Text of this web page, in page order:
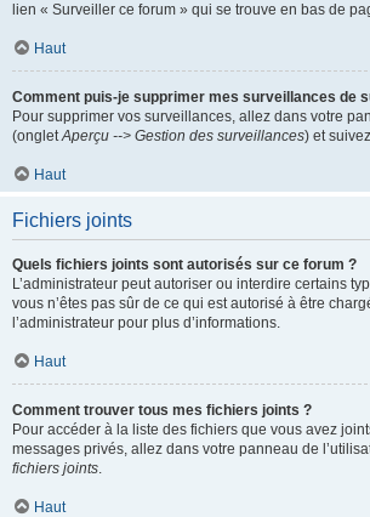
lien « Surveiller ce forum » qui se trouve en bas de
Haut
Comment puis-je supprimer mes surveillances de
Pour supprimer vos surveillances, allez dans votre
(ongletAperçu --> Gestion des surveillances) et
Haut
Fichiers joints
Quels fichiers joints sont autorisés sur ce forum ?
L’administrateur peut autoriser ou interdire certains
vous n’êtes pas sûr de ce qui est autorisé à être
l’administrateur pour plus d’informations.
Haut
Comment trouver tous mes fichiers joints ?
Pour accéder à la liste des fichiers que vous avez
messages privés, allez dans votre panneau de
fichiers joints.
Haut